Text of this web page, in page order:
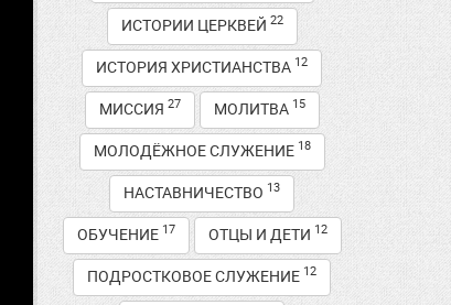
ИСТОРИИ ЦЕРКВЕЙ 22
ИСТОРИЯ ХРИСТИАНСТВА 12
МИССИЯ 27 МОЛИТВА 15
МОЛОДЁЖНОЕ СЛУЖЕНИЕ 18
НАСТАВНИЧЕСТВО 13
ОБУЧЕНИЕ 17 ОТЦЫ И ДЕТИ 12
ПОДРОСТКОВОЕ СЛУЖЕНИЕ 12